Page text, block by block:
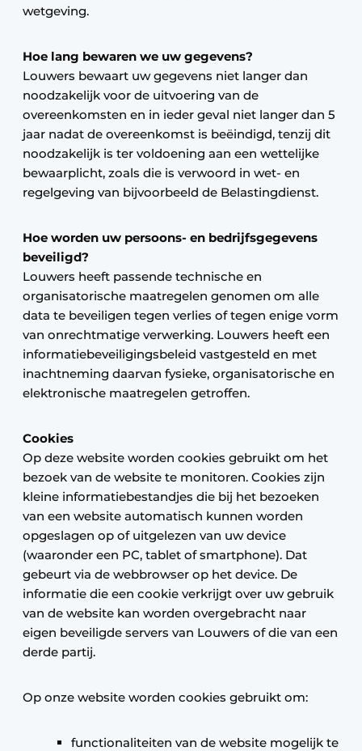
wetgeving.
Hoe lang bewaren we uw gegevens?
Louwers bewaart uw gegevens niet langer dan
noodzakelijk voor de uitvoering van de
overeenkomsten en in ieder geval niet langer dan 5
jaar nadat de overeenkomst is beëindigd, tenzij dit
noodzakelijk is ter voldoening aan een wettelijke
bewaarplicht, zoals die is verwoord in wet- en
regelgeving van bijvoorbeeld de Belastingdienst.
Hoe worden uw persoons- en bedrijfsgegevens
beveiligd?
Louwers heeft passende technische en
organisatorische maatregelen genomen om alle
data te beveiligen tegen verlies of tegen enige vorm
van onrechtmatige verwerking. Louwers heeft een
informatiebeveiligingsbeleid vastgesteld en met
inachtneming daarvan fysieke, organisatorische en
elektronische maatregelen getroffen.
Cookies
Op deze website worden cookies gebruikt om het
bezoek van de website te monitoren. Cookies zijn
kleine informatiebestandjes die bij het bezoeken
van een website automatisch kunnen worden
opgeslagen op of uitgelezen van uw device
(waaronder een PC, tablet of smartphone). Dat
gebeurt via de webbrowser op het device. De
informatie die een cookie verkrijgt over uw gebruik
van de website kan worden overgebracht naar
eigen beveiligde servers van Louwers of die van een
derde partij.
Op onze website worden cookies gebruikt om:
functionaliteiten van de website mogelijk te